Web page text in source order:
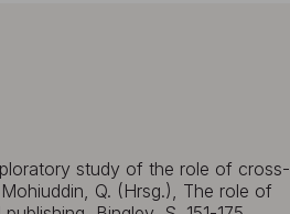
study of the role of cross-
Q. (Hrsg.), The role of